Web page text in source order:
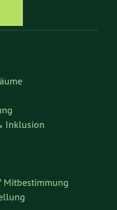
Inklusion
Mitbestimmung